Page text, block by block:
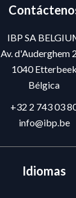
IBP SA
Av. d'Auderghem
1040Etterbeek
Bélgica
+32 2 743 03
info@ibp.be
Idiomas